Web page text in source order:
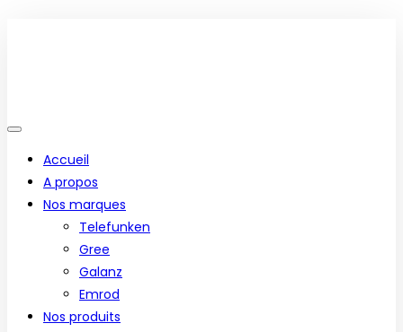
Accueil
A propos
Nos marques
Telefunken
Gree
Galanz
Emrod
Nos produits